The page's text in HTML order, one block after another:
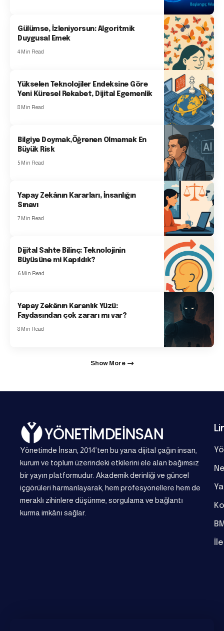
Gülümse, İzleniyorsun: Algoritmik
Duygusal Emek
4 Min Read
Yükselen Teknolojiler Endeksine Göre
Yeni Küresel Rekabet, Dijital Egemenlik
8 Min Read
Bilgiye Doymak,Öğrenen Olmamak En
Büyük Risk
5 Min Read
Yapay Zekânın Kararları, İnsanlığın
Sınavı
7 Min Read
Dijital Sahte Bilinç: Teknolojinin
Büyüsüne mi Kapıldık?
6 Min Read
Yapay Zekânın Karanlık Yüzü:
Faydasından çok zararı mı var?
8 Min Read
Show More
Yönetimde İnsan, 2014’ten bu yana dijital çağın insan,
kurum ve toplum üzerindeki etkilerini ele alan bağımsız
bir yayın platformudur. Akademik derinliği ve güncel
içgörüleri harmanlayarak, hem profesyonellere hem de
meraklı zihinlere düşünme, sorgulama ve bağlantı
kurma imkânı sağlar.